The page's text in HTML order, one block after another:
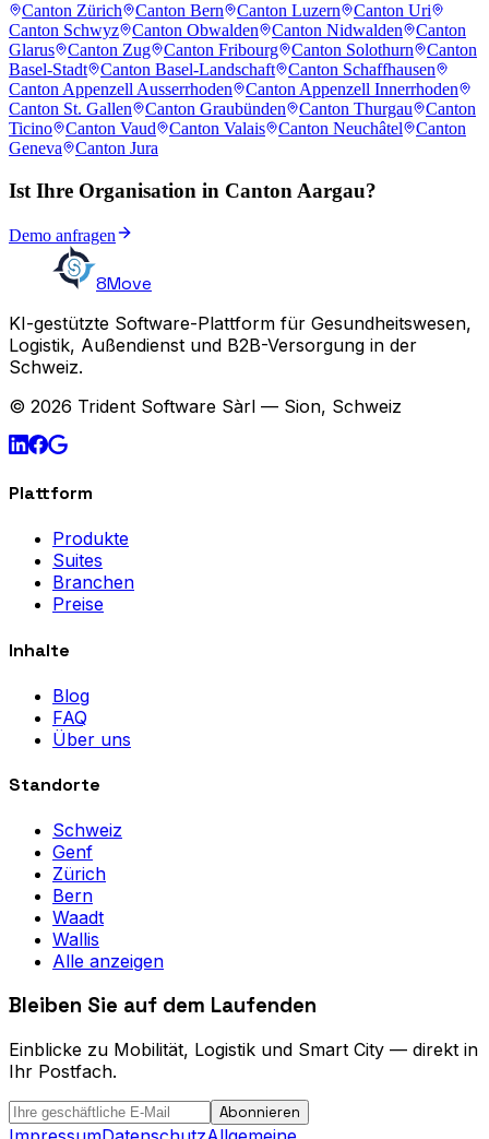
Canton Zürich Canton Bern Canton Luzern
Canton Uri
Canton Schwyz
Canton Obwalden Canton Nidwalden
Canton
Glarus
Canton Zug Canton Fribourg Canton Solothurn
Canton
Basel-Stadt
Canton Basel-Landschaft
Canton Schaffhausen
Canton Appenzell Ausserrhoden
Canton Appenzell Innerrhoden
Canton St. Gallen
Canton Graubünden Canton Thurgau
Canton
Ticino
Canton Vaud Canton Valais Canton Neuchâtel
Canton
Geneva
Canton Jura
Ist Ihre Organisation in Canton Aargau?
Demo anfragen
8Move
KI-gestützte Software-Plattform für Gesundheitswesen,
Logistik, Außendienst und B2B-Versorgung in der
Schweiz.
© 2026 Trident Software Sàrl — Sion, Schweiz
Plattform
Produkte
Suites
Branchen
Preise
Inhalte
Blog
FAQ
Über uns
Standorte
Schweiz
Genf
Zürich
Bern
Waadt
Wallis
Alle anzeigen
Bleiben Sie auf dem Laufenden
Einblicke zu Mobilität, Logistik und Smart City — direkt in
Ihr Postfach.
Abonnieren